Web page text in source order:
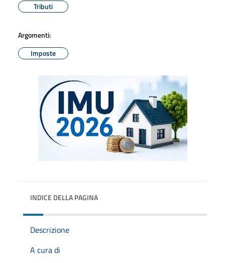
Tributi
Argomenti:
Imposte
INDICE DELLA PAGINA
Descrizione
A cura di